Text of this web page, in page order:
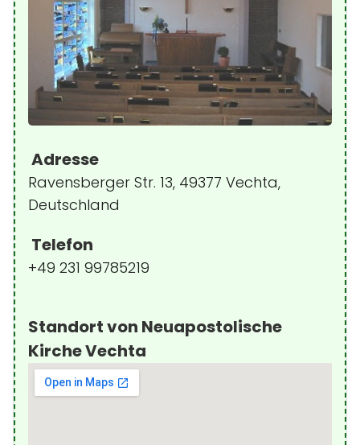
Adresse
Ravensberger Str. 13, 49377 Vechta,
Deutschland
Telefon
+49 231 99785219
Standort von Neuapostolische
Kirche Vechta